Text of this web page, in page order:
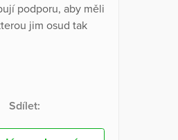
podporu, aby měli
jim osud tak
Sdílet: